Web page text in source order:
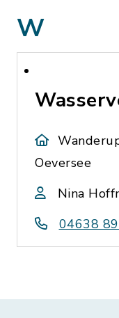
W
Oeversee
Nina
04638